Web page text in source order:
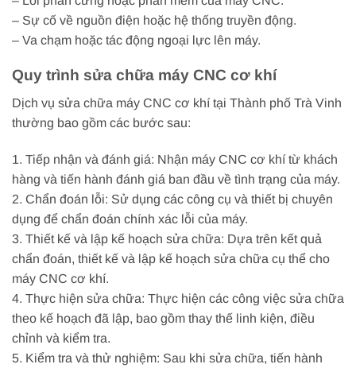
– Sự cố về nguồn điện hoặc hệ thống truyền động.
– Va chạm hoặc tác động ngoại lực lên máy.
Quy trình sửa chữa máy CNC cơ khí
Dịch vụ sửa chữa máy CNC cơ khí tại Thành phố Trà Vinh
thường bao gồm các bước sau:
1. Tiếp nhận và đánh giá: Nhận máy CNC cơ khí từ khách
hàng và tiến hành đánh giá ban đầu về tình trạng của máy.
2. Chẩn đoán lỗi: Sử dụng các công cụ và thiết bị chuyên
dụng để chẩn đoán chính xác lỗi của máy.
3. Thiết kế và lập kế hoạch sửa chữa: Dựa trên kết quả
chẩn đoán, thiết kế và lập kế hoạch sửa chữa cụ thể cho
máy CNC cơ khí.
4. Thực hiện sửa chữa: Thực hiện các công việc sửa chữa
theo kế hoạch đã lập, bao gồm thay thế linh kiện, điều
chỉnh và kiểm tra.
5. Kiểm tra và thử nghiệm: Sau khi sửa chữa, tiến hành